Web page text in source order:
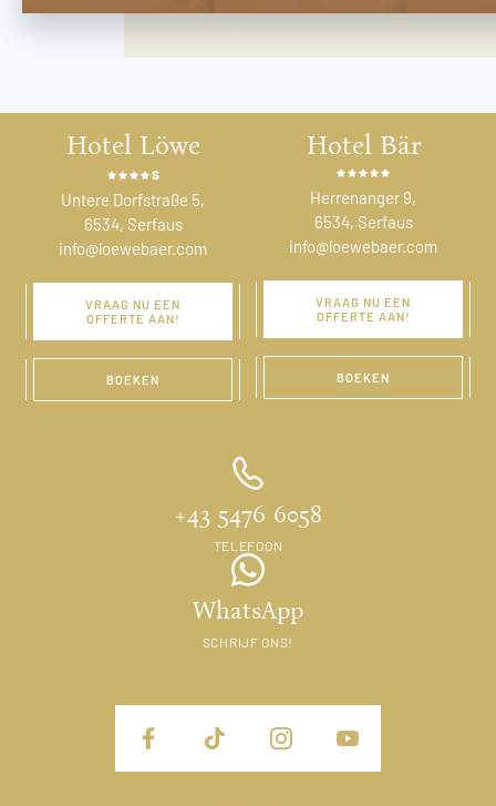
Hotel Löwe
s
Untere Dorfstraße 5,
6534, Serfaus
info@loewebaer.com
VRAAG NU EEN
OFFERTE AAN!
BOEKEN
+43 5476 6058
TELEFOON
WhatsApp
SCHRIJF ONS!
Hotel Bär
Herrenanger 9,
6534, Serfaus
info@loewebaer.com
VRAAG NU EEN
OFFERTE AAN!
BOEKEN